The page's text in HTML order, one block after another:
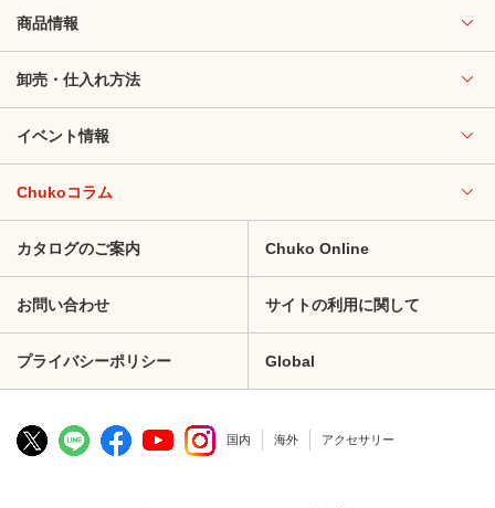
商品情報
卸売・仕入れ方法
イベント情報
Chukoコラム
カタログのご案内 Chuko Online
お問い合わせ サイトの利用に関して
プライバシーポリシー Global
国内 海外 アクセサリー